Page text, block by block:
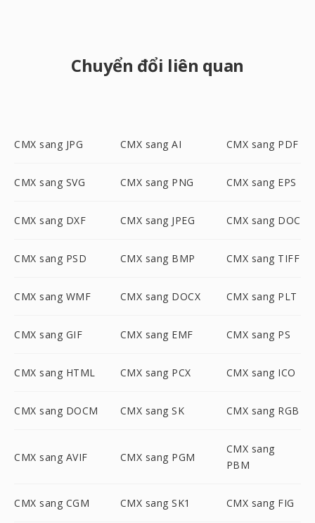
Chuyển đổi liên quan
CMX sang JPG CMX sang AI CMX sang PDF
CMX sang SVG CMX sang PNG CMX sang EPS
CMX sang DXF CMX sang JPEG CMX sang DOC
CMX sang PSD CMX sang BMP CMX sang TIFF
CMX sang WMF CMX sang DOCX CMX sang PLT
CMX sang GIF CMX sang EMF CMX sang PS
CMX sang HTML CMX sang PCX CMX sang ICO
CMX sang DOCM CMX sang SK CMX sang RGB
CMX sang AVIF CMX sang PGM
CMX sang
PBM
CMX sang CGM CMX sang SK1 CMX sang FIG